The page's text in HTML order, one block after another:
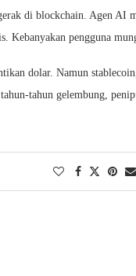
di blockchain. Agen AI
Kebanyakan pengguna
dolar. Namun
gelembung,